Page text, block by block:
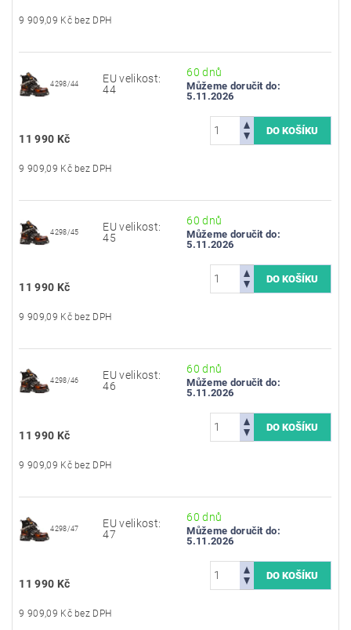
9 909,09 Kč bez DPH
4298/44
EU velikost:
44
60 dnů
Můžeme doručit do:
5.11.2026
11 990 Kč
9 909,09 Kč bez DPH
4298/45
EU velikost:
45
60 dnů
Můžeme doručit do:
5.11.2026
11 990 Kč
9 909,09 Kč bez DPH
4298/46
EU velikost:
46
60 dnů
Můžeme doručit do:
5.11.2026
11 990 Kč
9 909,09 Kč bez DPH
4298/47
EU velikost:
47
60 dnů
Můžeme doručit do:
5.11.2026
11 990 Kč
9 909,09 Kč bez DPH